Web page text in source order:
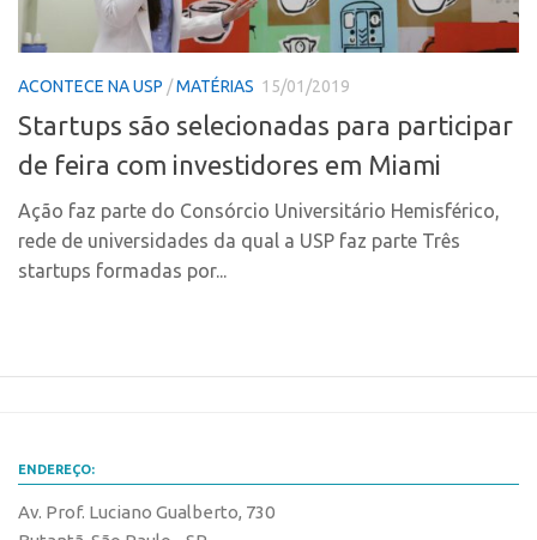
Inteligência Competitiva
CPEs
Agenda AUSPIN
PGI-USP
Conexão Inter-USP
Leis e Normas
Portal do Inventor
Inteligência Competitiva
CEPIDs
PRPI/USP
ACONTECE NA USP /MATÉRIAS 15/01/2019
Startups são selecionadas para participar
de feira com investidores em Miami
Ação faz parte do Consórcio Universitário Hemisférico,
rede de universidades da qual a USP faz parte Três
startups formadas por...
ENDEREÇO:
Av. Prof. Luciano Gualberto, 730